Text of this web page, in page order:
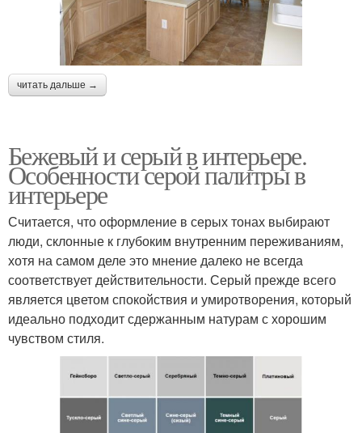
читать дальше →
Бежевый и серый в интерьере.
Особенности серой палитры в
интерьере
Считается, что оформление в серых тонах выбирают
люди, склонные к глубоким внутренним переживаниям,
хотя на самом деле это мнение далеко не всегда
соответствует действительности. Серый прежде всего
является цветом спокойствия и умиротворения, который
идеально подходит сдержанным натурам с хорошим
чувством стиля.